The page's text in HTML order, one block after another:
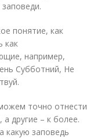
понятие, как
как
например,
Субботний, Не
точно отнести
другие – к более.
какую заповедь